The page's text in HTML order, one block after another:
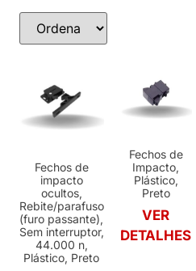
Fechos de
impacto
ocultos,
Rebite/parafuso
(furo passante),
Sem interruptor,
44.000 n,
Plástico, Preto
Fechos de
Impacto,
Plástico,
Preto
VER
DETALHES